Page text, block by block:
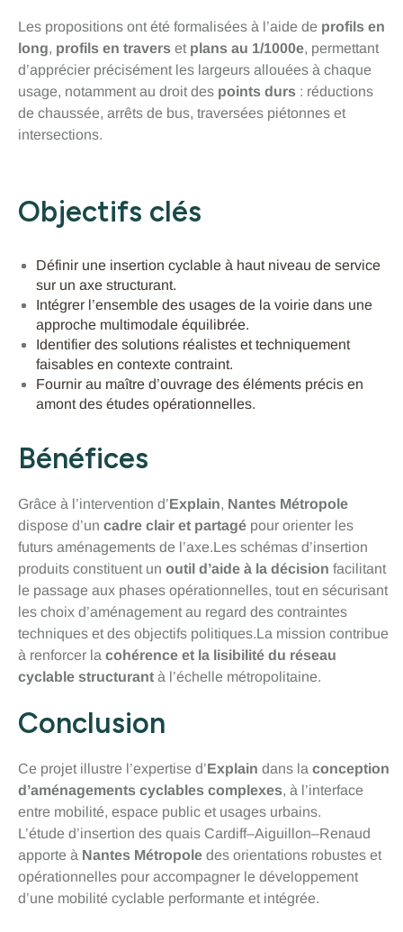
Les propositions ont été formalisées à l’aide de profils en
long, profils en travers et plans au 1/1000e, permettant
d’apprécier précisément les largeurs allouées à chaque
usage, notamment au droit des points durs : réductions
de chaussée, arrêts de bus, traversées piétonnes et
intersections.
Objectifs clés
Définir une insertion cyclable à haut niveau de service
sur un axe structurant.
Intégrer l’ensemble des usages de la voirie dans une
approche multimodale équilibrée.
Identifier des solutions réalistes et techniquement
faisables en contexte contraint.
Fournir au maître d’ouvrage des éléments précis en
amont des études opérationnelles.
Bénéfices
Grâce à l’intervention d’Explain, Nantes Métropole
dispose d’un cadre clair et partagé pour orienter les
futurs aménagements de l’axe.Les schémas d’insertion
produits constituent un outil d’aide à la décision facilitant
le passage aux phases opérationnelles, tout en sécurisant
les choix d’aménagement au regard des contraintes
techniques et des objectifs politiques.La mission contribue
à renforcer la cohérence et la lisibilité du réseau
cyclable structurant à l’échelle métropolitaine.
Conclusion
Ce projet illustre l’expertise d’Explain dans la conception
d’aménagements cyclables complexes, à l’interface
entre mobilité, espace public et usages urbains.
L’étude d’insertion des quais Cardiff–Aiguillon–Renaud
apporte à Nantes Métropole des orientations robustes et
opérationnelles pour accompagner le développement
d’une mobilité cyclable performante et intégrée.